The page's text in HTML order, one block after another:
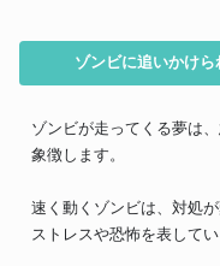
ゾンビに追いかけ
ゾンビが走ってくる夢は
象徴します。
速く動くゾンビは、対処
ストレスや恐怖を表してい